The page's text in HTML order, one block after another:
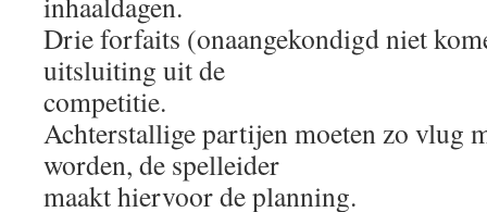
Drie forfaits (onaangekondigd niet
uitsluiting uit de
competitie.
Achterstallige partijen moeten zo vlug
worden, de spelleider
maakt hiervoor de planning.